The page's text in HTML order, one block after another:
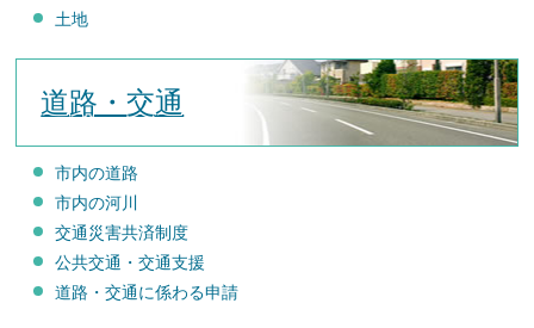
土地
道路・交通
市内の道路
市内の河川
交通災害共済制度
公共交通・交通支援
道路・交通に係わる申請